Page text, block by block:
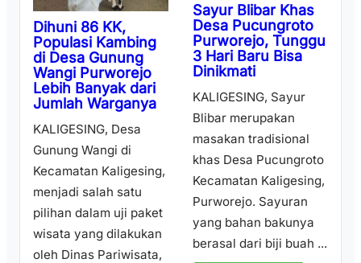
Dihuni 86 KK,
Populasi Kambing
di Desa Gunung
Wangi Purworejo
Lebih Banyak dari
Jumlah Warganya
KALIGESING, Desa
Gunung Wangi di
Kecamatan Kaligesing,
menjadi salah satu
pilihan dalam uji paket
wisata yang dilakukan
oleh Dinas Pariwisata,
Sayur Blibar Khas
Desa Pucungroto
Purworejo, Tunggu
3 Hari Baru Bisa
Dinikmati
KALIGESING, Sayur
Blibar merupakan
masakan tradisional
khas Desa Pucungroto
Kecamatan Kaligesing,
Purworejo. Sayuran
yang bahan bakunya
berasal dari biji buah ...